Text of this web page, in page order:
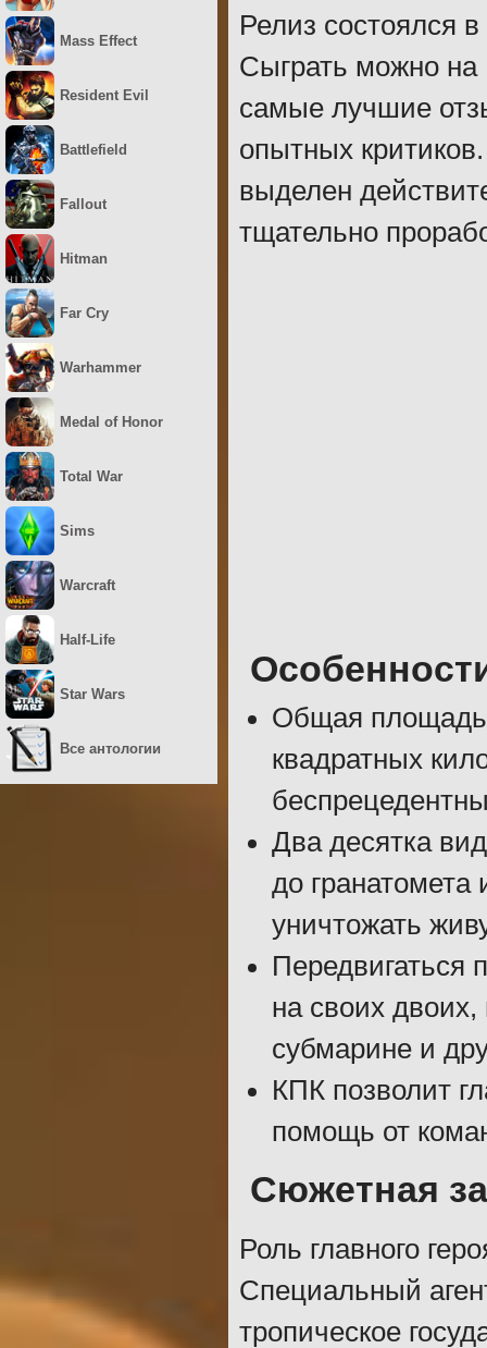
Релиз состоялся
Сыграть можно на
самые лучшие
опытных
выделен
тщательно
Общая площадь
квадратных
Два десятка
до гранатомета
уничтожать
Передвигаться
на своих
субмарине и
КПК позволит
помощь от
Сюжетная
Роль главного
Специальный
тропическое
Mass Effect
Resident Evil
Battlefield
Fallout
Hitman
Far Cry
Warhammer
Medal of Honor
Total War
Sims
Warcraft
Half-Life
Star Wars
Все антологии